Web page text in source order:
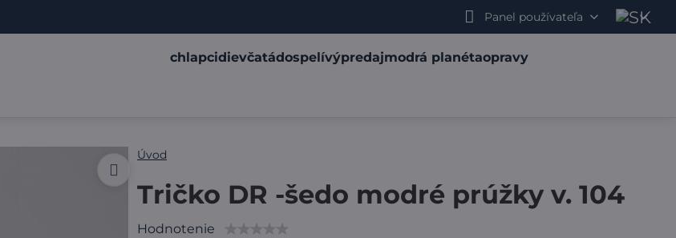
Panel používateľa
chlapcidievčatádospelívýpredajmodrá planétaopravy
Úvod
Tričko DR -šedo modré prúžky v. 104
Hodnotenie